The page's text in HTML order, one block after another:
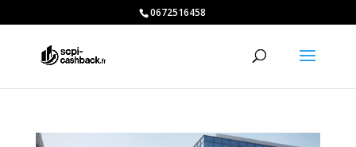
0672516458